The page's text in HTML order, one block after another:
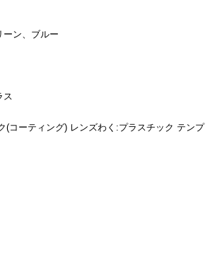
ーン、ブルー
ス
(コーティング) レンズわく:プラスチック テンプ